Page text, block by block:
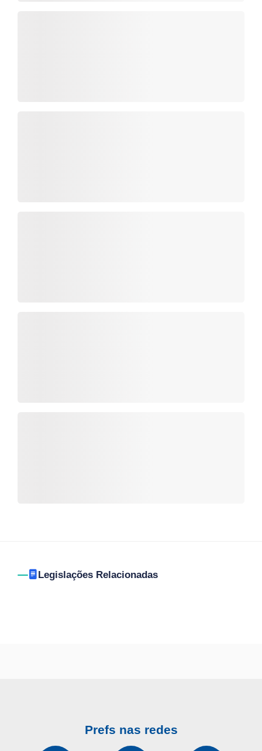
Legislações Relacionadas
Prefs nas redes